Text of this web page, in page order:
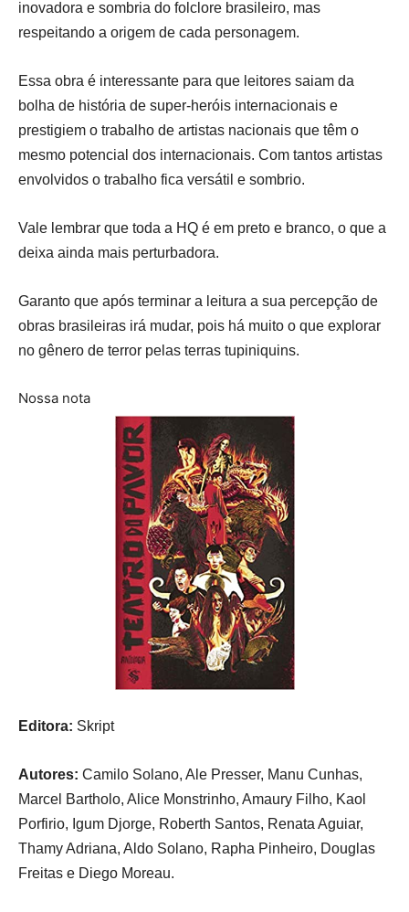
inovadora e sombria do folclore brasileiro, mas
respeitando a origem de cada personagem.
Essa obra é interessante para que leitores saiam da
bolha de história de super-heróis internacionais e
prestigiem o trabalho de artistas nacionais que têm o
mesmo potencial dos internacionais. Com tantos artistas
envolvidos o trabalho fica versátil e sombrio.
Vale lembrar que toda a HQ é em preto e branco, o que a
deixa ainda mais perturbadora.
Garanto que após terminar a leitura a sua percepção de
obras brasileiras irá mudar, pois há muito o que explorar
no gênero de terror pelas terras tupiniquins.
Nossa nota
Editora: Skript
Autores: Camilo Solano, Ale Presser, Manu Cunhas,
Marcel Bartholo, Alice Monstrinho, Amaury Filho, Kaol
Porfirio, Igum Djorge, Roberth Santos, Renata Aguiar,
Thamy Adriana, Aldo Solano, Rapha Pinheiro, Douglas
Freitas e Diego Moreau.